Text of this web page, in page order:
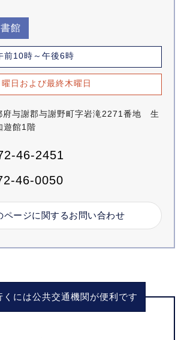
館
前10時～午後6時
日および最終木曜日
与謝郡与謝野町字岩滝2271番地 生
遊館1階
46-2451
46-0050
ページに関するお問い合わせ
くには公共交通機関が便利です